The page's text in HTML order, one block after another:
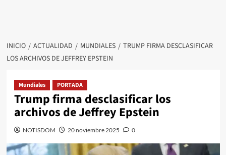
INICIO ACTUALIDAD MUNDIALES
TRUMP FIRMA DESCLASIFICAR
LOS ARCHIVOS DE JEFFREY EPSTEIN
Mundiales PORTADA
Trump firma desclasificar los
archivos de Jeffrey Epstein
NOTISDOM 20 noviembre 2025 0